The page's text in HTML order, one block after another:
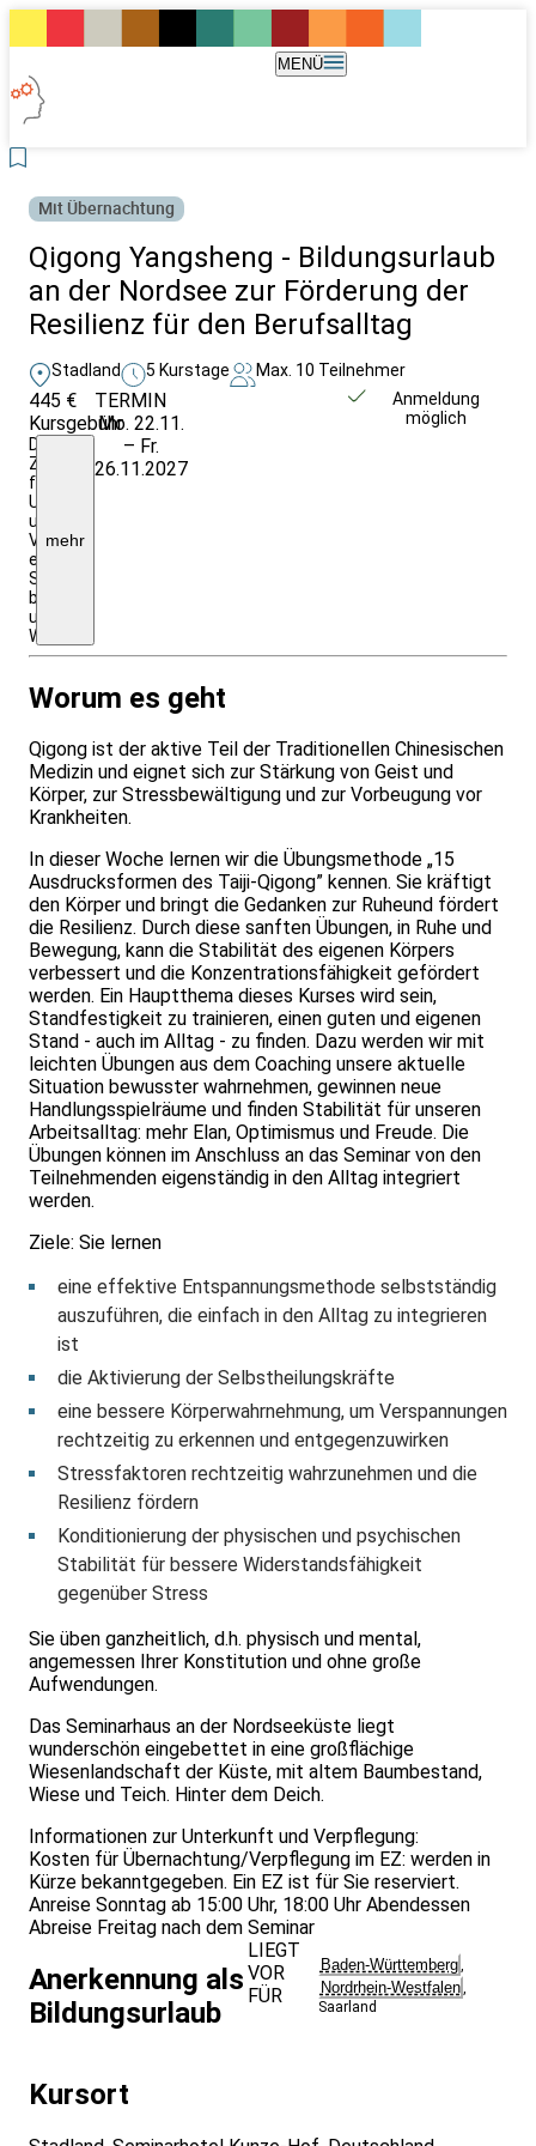
MENÜ
Mit Übernachtung
Qigong Yangsheng - Bildungsurlaub
an der Nordsee zur Förderung der
Resilienz für den Berufsalltag
Stadland 5 Kurstage Max. 10 Teilnehmer
445 €
Kursgebühr
Die
Zusatzkosten
für
Unterkunft
und
Verpflegung
entnehmen
Sie
bitte
unserer
Webseite!
mehr
TERMIN
Mo. 22.11.
– Fr.
26.11.2027
Anmeldung
möglich
Worum es geht
Qigong ist der aktive Teil der Traditionellen Chinesischen
Medizin und eignet sich zur Stärkung von Geist und
Körper, zur Stressbewältigung und zur Vorbeugung vor
Krankheiten.
In dieser Woche lernen wir die Übungsmethode „15
Ausdrucksformen des Taiji-Qigong” kennen. Sie kräftigt
den Körper und bringt die Gedanken zur Ruheund fördert
die Resilienz. Durch diese sanften Übungen, in Ruhe und
Bewegung, kann die Stabilität des eigenen Körpers
verbessert und die Konzentrationsfähigkeit gefördert
werden. Ein Hauptthema dieses Kurses wird sein,
Standfestigkeit zu trainieren, einen guten und eigenen
Stand - auch im Alltag - zu finden. Dazu werden wir mit
leichten Übungen aus dem Coaching unsere aktuelle
Situation bewusster wahrnehmen, gewinnen neue
Handlungsspielräume und finden Stabilität für unseren
Arbeitsalltag: mehr Elan, Optimismus und Freude. Die
Übungen können im Anschluss an das Seminar von den
Teilnehmenden eigenständig in den Alltag integriert
werden.
Ziele: Sie lernen
eine effektive Entspannungsmethode selbstständig
auszuführen, die einfach in den Alltag zu integrieren
ist
die Aktivierung der Selbstheilungskräfte
eine bessere Körperwahrnehmung, um Verspannungen
rechtzeitig zu erkennen und entgegenzuwirken
Stressfaktoren rechtzeitig wahrzunehmen und die
Resilienz fördern
Konditionierung der physischen und psychischen
Stabilität für bessere Widerstandsfähigkeit
gegenüber Stress
Sie üben ganzheitlich, d.h. physisch und mental,
angemessen Ihrer Konstitution und ohne große
Aufwendungen.
Das Seminarhaus an der Nordseeküste liegt
wunderschön eingebettet in eine großflächige
Wiesenlandschaft der Küste, mit altem Baumbestand,
Wiese und Teich. Hinter dem Deich.
Informationen zur Unterkunft und Verpflegung:
Kosten für Übernachtung/Verpflegung im EZ: werden in
Kürze bekanntgegeben. Ein EZ ist für Sie reserviert.
Anreise Sonntag ab 15:00 Uhr, 18:00 Uhr Abendessen
Abreise Freitag nach dem Seminar
Anerkennung als
Bildungsurlaub
LIEGT
VOR
FÜR
Baden-Württemberg,
Nordrhein-Westfalen,
Saarland
Kursort